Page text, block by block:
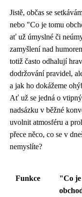
Jistě, občas se
nebo "Co je tomu
ať už úmyslné či
zamyšlení nad
totiž často odhalují
dodržování pravidel,
a jak ho dokážeme
Ať už se jedná o
nadsázku v běžné
uvolnit atmosféru a
přece něco, co se v
nemyslíte?
Funkce
"Co je